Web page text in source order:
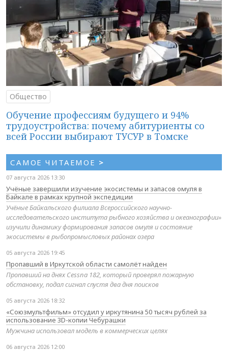
Общество
Обучение профессиям будущего и 94%
трудоустройства: почему абитуриенты со
всей России выбирают ТУСУР в Томске
САМОЕ ЧИТАЕМОЕ >
07 августа 2026 13:30
Учёные завершили изучение экосистемы и запасов омуля в
Байкале в рамках крупной экспедиции
Учёные Байкальского филиала Всероссийского научно-
исследовательского института рыбного хозяйства и океанографии»
изучили динамику формирования запасов омуля и состояние
экосистемы в рыбопромысловых районах озера
05 августа 2026 19:45
Пропавший в Иркутской области самолёт найден
Пропавший на днях Cessna 182, который проверял пожарную
обстановку, подал сигнал спустя два дня поисков
05 августа 2026 18:32
«Союзмультфильм» отсудил у иркутянина 50 тысяч рублей за
использование 3D-копии Чебурашки
Мужчина использовал модель в коммерческих целях
06 августа 2026 12:00